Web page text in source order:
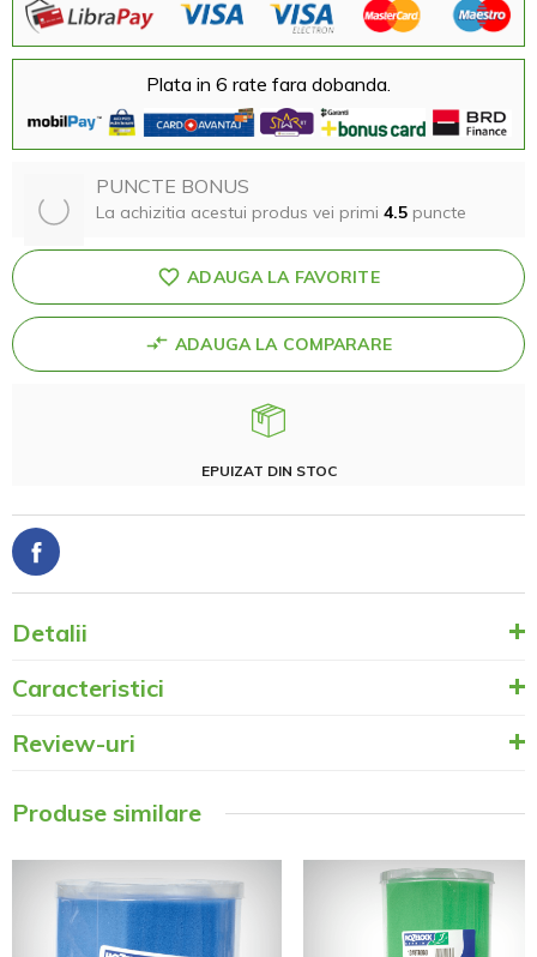
Plata in 6 rate fara dobanda.
PUNCTE BONUS
La achizitia acestui produs vei primi 4.5 puncte
ADAUGA LA FAVORITE
ADAUGA LA COMPARARE
EPUIZAT DIN STOC
Detalii
Caracteristici
Review-uri
Produse similare